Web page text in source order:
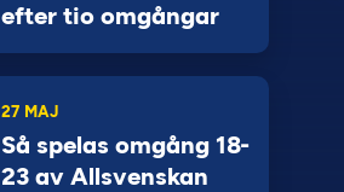
efter tio omgångar
27 MAJ
Så spelas omgång 18-
23 av Allsvenskan